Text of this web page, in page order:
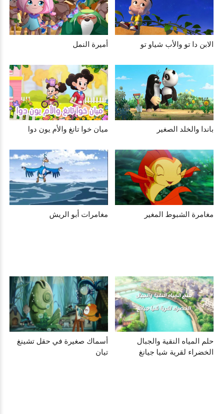
الابن دا تو والأب شياو تو أميرة النمل
باندا والخلد الصغير ميان خوا تانغ والأم يون دوا
مغامرة الشبوط المغير مغامرات أبو الريش
حلم المياه النقية والجبال
الخضراء لقرية شيا جيانغ
أسماك صغيرة في حقل تشينغ
تيان